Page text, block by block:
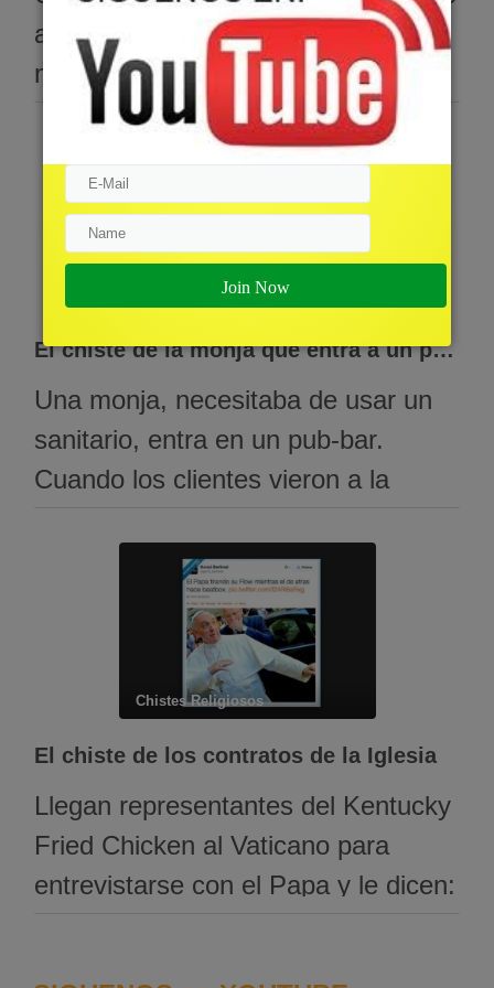
a un Maracucho en un vuelo. El
maracucho pide un whisky con
soda. la azafata le pregunta al
testigo de jehová si quiere beber
algo; -Prefiero ser raptado y violado
salvajemente por una docena de
putas de Babilonia antes q una gota
de …
Chistes Religiosos
El chiste de la monja que entra a un pub-bar
Una monja, necesitaba de usar un
sanitario, entra en un pub-bar.
Cuando los clientes vieron a la
congelante. La monja se dirige al
cantinero y pregunta: «Podría
utilizar su baño?» El cantinero le
responde: «O.K. Pero deseo
advertirle que allí hay una estatua
…
Chistes Religiosos
El chiste de los contratos de la Iglesia
Llegan representantes del Kentucky
Fried Chicken al Vaticano para
entrevistarse con el Papa y le dicen: